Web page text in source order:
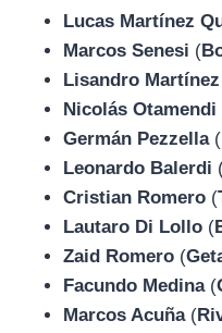
Lucas Martínez
Marcos Senesi (
Lisandro Martínez
Nicolás Otamendi
Germán Pezzella(
Leonardo Balerdi
Cristian Romero (
Lautaro Di Lollo (
Zaid Romero (
Facundo Medina(
Marcos Acuña(